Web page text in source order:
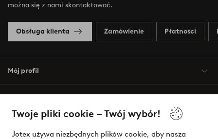
Twoje pliki cookie – Twój wybór!
Jotex używa niezbędnych plików cookie, aby nasza
można się z nami skontaktować.
Obsługa klienta Zamówienie Płatności
Mój profil